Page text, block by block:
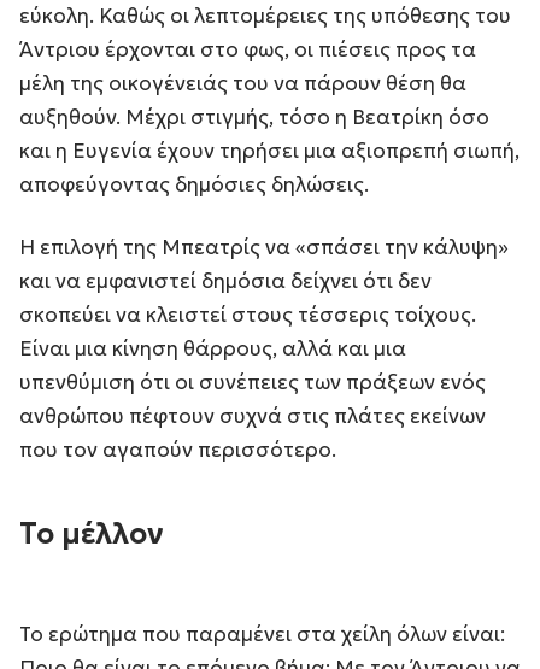
εύκολη. Καθώς οι λεπτομέρειες της υπόθεσης του
Άντριου έρχονται στο φως, οι πιέσεις προς τα
μέλη της οικογένειάς του να πάρουν θέση θα
αυξηθούν. Μέχρι στιγμής, τόσο η Βεατρίκη όσο
και η Ευγενία έχουν τηρήσει μια αξιοπρεπή σιωπή,
αποφεύγοντας δημόσιες δηλώσεις.
Η επιλογή της Μπεατρίς να «σπάσει την κάλυψη»
και να εμφανιστεί δημόσια δείχνει ότι δεν
σκοπεύει να κλειστεί στους τέσσερις τοίχους.
Είναι μια κίνηση θάρρους, αλλά και μια
υπενθύμιση ότι οι συνέπειες των πράξεων ενός
ανθρώπου πέφτουν συχνά στις πλάτες εκείνων
που τον αγαπούν περισσότερο.
Το μέλλον
Το ερώτημα που παραμένει στα χείλη όλων είναι: